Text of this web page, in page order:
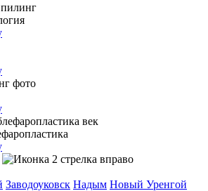
Заводоуковск Надым Новый Уренгой